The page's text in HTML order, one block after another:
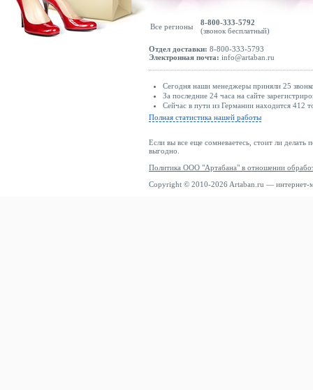
Все регионы
8-800-333-5792
(звонок бесплатный)
Отдел доставки: 8-800-333-5793
Электронная почта: info@artaban.ru
Сегодня наши менеджеры приняли 25
За последние 24 часа на сайте
Сейчас в пути из Германии находится 412
Полная статистика нашей работы
Если вы все еще сомневаетесь, стоит ли делать
выгодно.
Политика ООО "Артабана" в отношении
Copyright © 2010-2026 Artaban.ru — интернет-